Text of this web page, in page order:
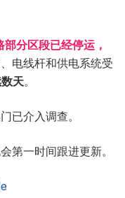
分区段已经停运，
电线杆和供电系统受
天。
已介入调查。
第一时间跟进更新。